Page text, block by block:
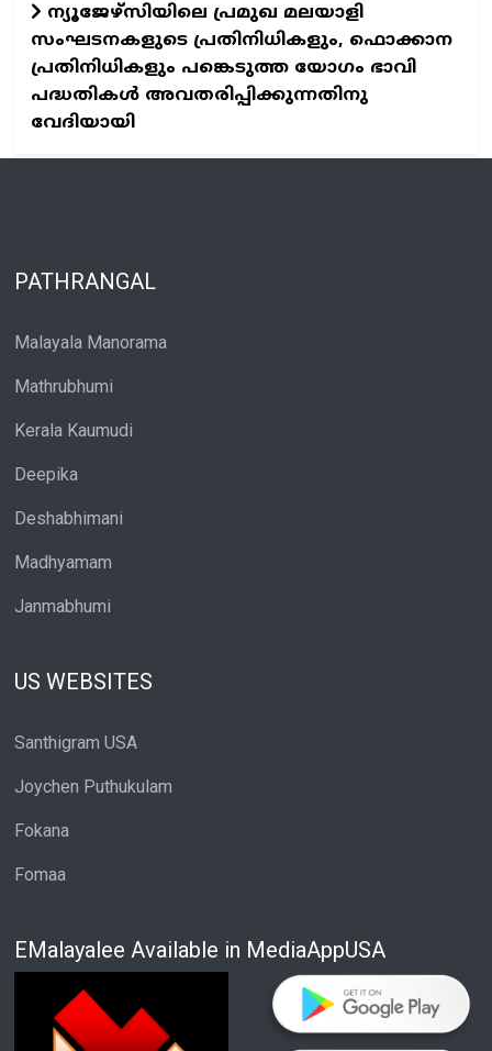
ന്യൂജേഴ്സിയിലെ പ്രമുഖ മലയാളി
സംഘടനകളുടെ പ്രതിനിധികളും, ഫൊക്കാന
പ്രതിനിധികളും പങ്കെടുത്ത യോഗം ഭാവി
പദ്ധതികൾ അവതരിപ്പിക്കുന്നതിനു
വേദിയായി
PATHRANGAL
Malayala Manorama
Mathrubhumi
Kerala Kaumudi
Deepika
Deshabhimani
Madhyamam
Janmabhumi
US WEBSITES
Santhigram USA
Joychen Puthukulam
Fokana
Fomaa
EMalayalee Available in MediaAppUSA